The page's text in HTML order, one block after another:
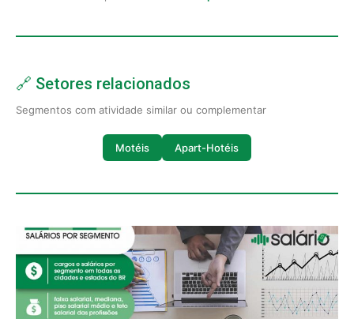
🔗 Setores relacionados
Segmentos com atividade similar ou complementar
Motéis Apart-Hotéis